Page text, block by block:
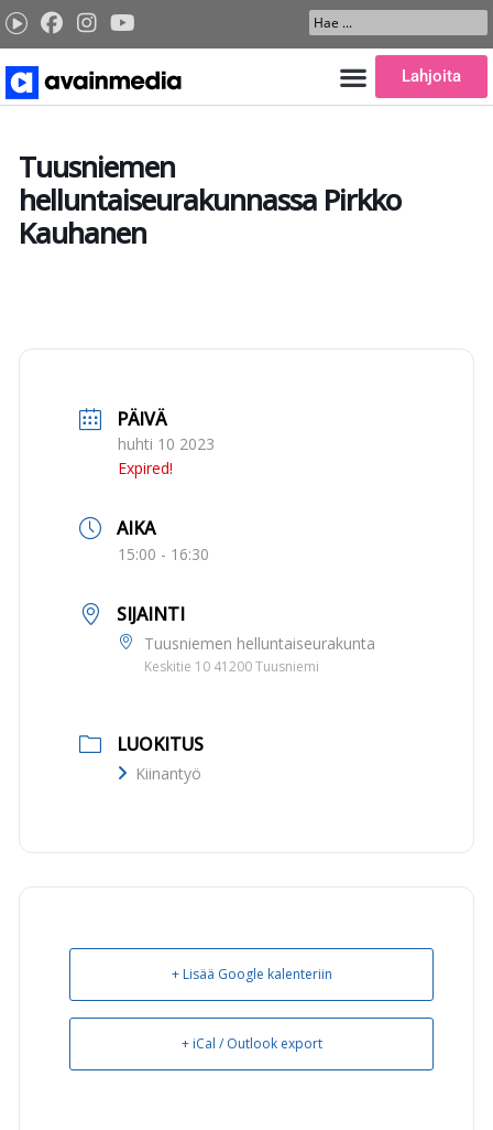
Siirry
sisältöön
Search
...
Lahjoita
Tuusniemen
helluntaiseurakunnassa Pirkko
Kauhanen
PÄIVÄ
huhti 10 2023
Expired!
AIKA
15:00 - 16:30
SIJAINTI
Tuusniemen helluntaiseurakunta
Keskitie 10 41200 Tuusniemi
LUOKITUS
Kiinantyö
+ Lisää Google kalenteriin
+ iCal / Outlook export